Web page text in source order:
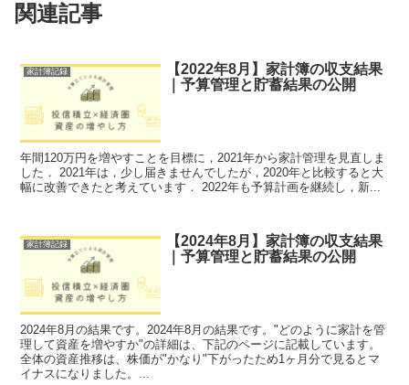
関連記事
家計簿記録
【2022年8月】家計簿の収支結果
｜予算管理と貯蓄結果の公開
年間120万円を増やすことを目標に，2021年から家計管理を見直しま
した． 2021年は，少し届きませんでしたが，2020年と比較すると大
幅に改善できたと考えています． 2022年も予算計画を継続し，新...
家計簿記録
【2024年8月】家計簿の収支結果
｜予算管理と貯蓄結果の公開
2024年8月の結果です。2024年8月の結果です。"どのように家計を管
理して資産を増やすか"の詳細は、下記のページに記載しています。
全体の資産推移は、株価が"かなり"下がったため1ヶ月分で見るとマ
イナスになりました。...